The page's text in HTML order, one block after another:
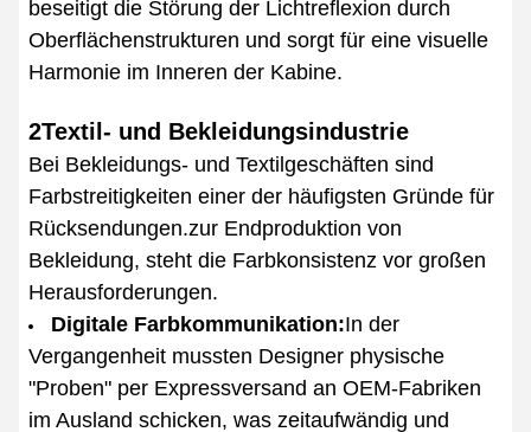
beseitigt die Störung der Lichtreflexion durch
Oberflächenstrukturen und sorgt für eine visuelle
Harmonie im Inneren der Kabine.
2Textil- und Bekleidungsindustrie
Bei Bekleidungs- und Textilgeschäften sind
Farbstreitigkeiten einer der häufigsten Gründe für
Rücksendungen.zur Endproduktion von
Bekleidung, steht die Farbkonsistenz vor großen
Herausforderungen.
Digitale Farbkommunikation:In der
Vergangenheit mussten Designer physische
"Proben" per Expressversand an OEM-Fabriken
im Ausland schicken, was zeitaufwändig und